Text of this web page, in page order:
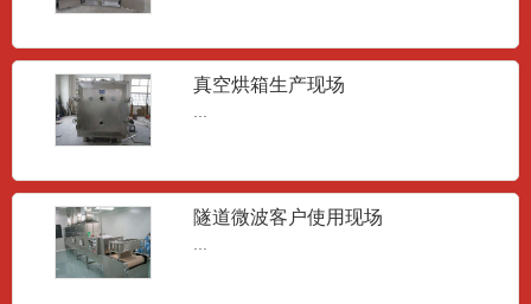
真空烘箱生产现场
...
隧道微波客户使用现场
...